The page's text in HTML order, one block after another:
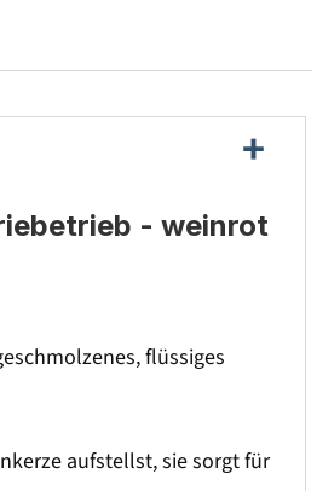
- weinrot
flüssiges
aufstellst, sie sorgt für